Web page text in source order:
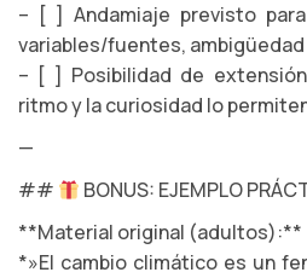
– [ ] Andamiaje previsto
variables/fuentes,
– [ ] Posibilidad de
ritmo y la curiosidad lo
—
##
BONUS: EJEMPLO
**Material original (adultos):**
*»El cambio climático es un